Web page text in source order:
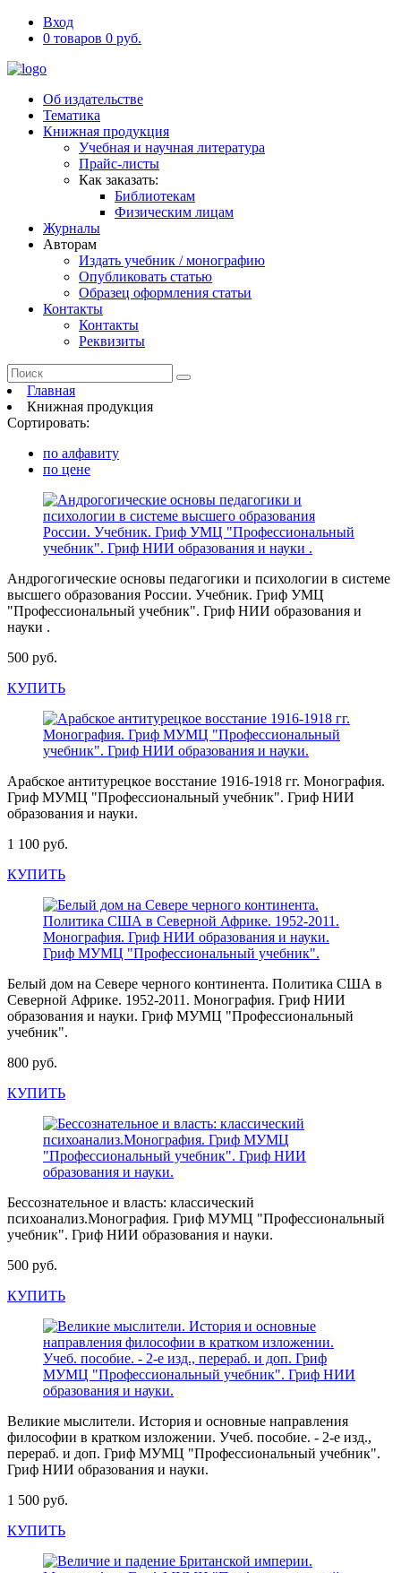
Вход
0 товаров 0 руб.
Об издательстве
Тематика
Книжная продукция
Учебная и научная литература
Прайс-листы
Как заказать:
Библиотекам
Физическим лицам
Журналы
Авторам
Издать учебник / монографию
Опубликовать статью
Образец оформления статьи
Контакты
Контакты
Реквизиты
Главная
Книжная продукция
Сортировать:
по алфавиту
по цене
Андрогогические основы педагогики и психологии в системе
высшего образования России. Учебник. Гриф УМЦ
"Профессиональный учебник". Гриф НИИ образования и
науки .
500 руб.
КУПИТЬ
Арабское антитурецкое восстание 1916-1918 гг. Монография.
Гриф МУМЦ "Профессиональный учебник". Гриф НИИ
образования и науки.
1 100 руб.
КУПИТЬ
Белый дом на Севере черного континента. Политика США в
Северной Африке. 1952-2011. Монография. Гриф НИИ
образования и науки. Гриф МУМЦ "Профессиональный
учебник".
800 руб.
КУПИТЬ
Бессознательное и власть: классический
психоанализ.Монография. Гриф МУМЦ "Профессиональный
учебник". Гриф НИИ образования и науки.
500 руб.
КУПИТЬ
Великие мыслители. История и основные направления
философии в кратком изложении. Учеб. пособие. - 2-е изд.,
перераб. и доп. Гриф МУМЦ "Профессиональный учебник".
Гриф НИИ образования и науки.
1 500 руб.
КУПИТЬ